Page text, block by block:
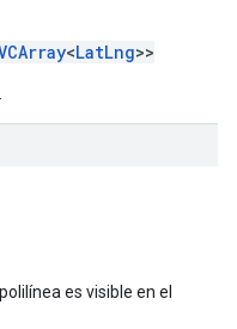
<LatLng>>
es visible en el